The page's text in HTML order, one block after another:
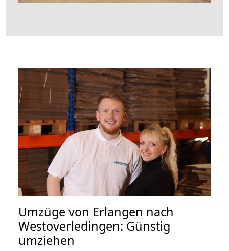
Umzüge von Erlangen nach
Westoverledingen: Günstig
umziehen